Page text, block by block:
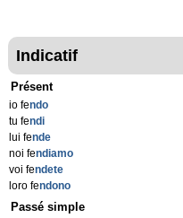
Indicatif
Présent
io fendo
tu fendi
lui fende
noi fendiamo
voi fendete
loro fendono
Passé simple